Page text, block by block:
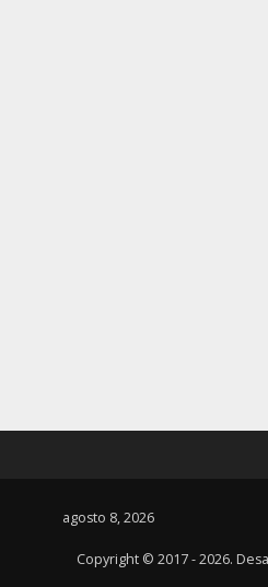
agosto 8, 2026
Copyright © 2017 - 2026.